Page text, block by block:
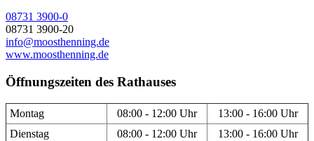
08731 3900-0
08731 3900-20
info@moosthenning.de
www.moosthenning.de
Öffnungszeiten des Rathauses
Montag 08:00 - 12:00 Uhr
13:00 - 16:00 Uhr
Dienstag
08:00 - 12:00 Uhr 13:00 - 16:00 Uhr